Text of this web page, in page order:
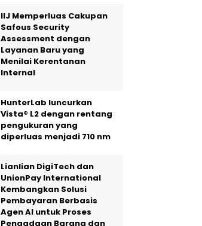
IIJ Memperluas Cakupan
Safous Security
Assessment dengan
Layanan Baru yang
Menilai Kerentanan
Internal
HunterLab luncurkan
Vista® L2 dengan rentang
pengukuran yang
diperluas menjadi 710 nm
Lianlian DigiTech dan
UnionPay International
Kembangkan Solusi
Pembayaran Berbasis
Agen AI untuk Proses
Pengadaan Barang dan